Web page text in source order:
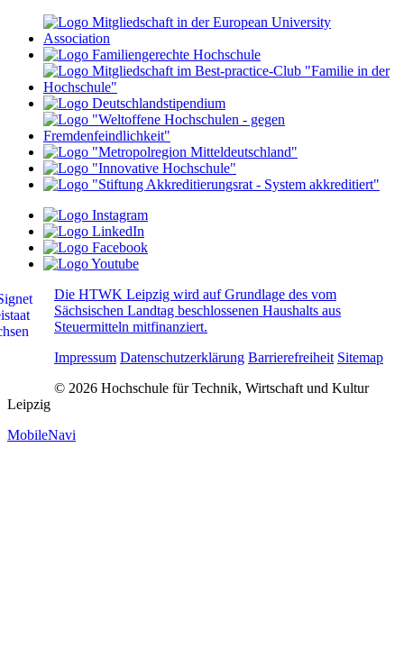
Die HTWK Leipzig wird auf Grundlage des vom
Sächsischen Landtag beschlossenen Haushalts aus
Steuermitteln mitfinanziert.
Impressum Datenschutzerklärung Barrierefreiheit Sitemap
© 2026 Hochschule für Technik, Wirtschaft und Kultur
Leipzig
MobileNavi